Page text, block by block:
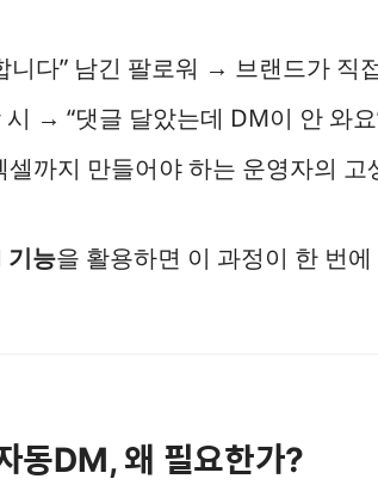
니다” 남긴 팔로워 → 브랜드가 직
→ “댓글 달았는데 DM이 안 와요
셀까지 만들어야 하는 운영자의 고
기능을 활용하면 이 과정이 한 번
동DM, 왜 필요한가?